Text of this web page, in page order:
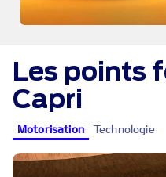
Les points
Capri
Motorisation Technologie